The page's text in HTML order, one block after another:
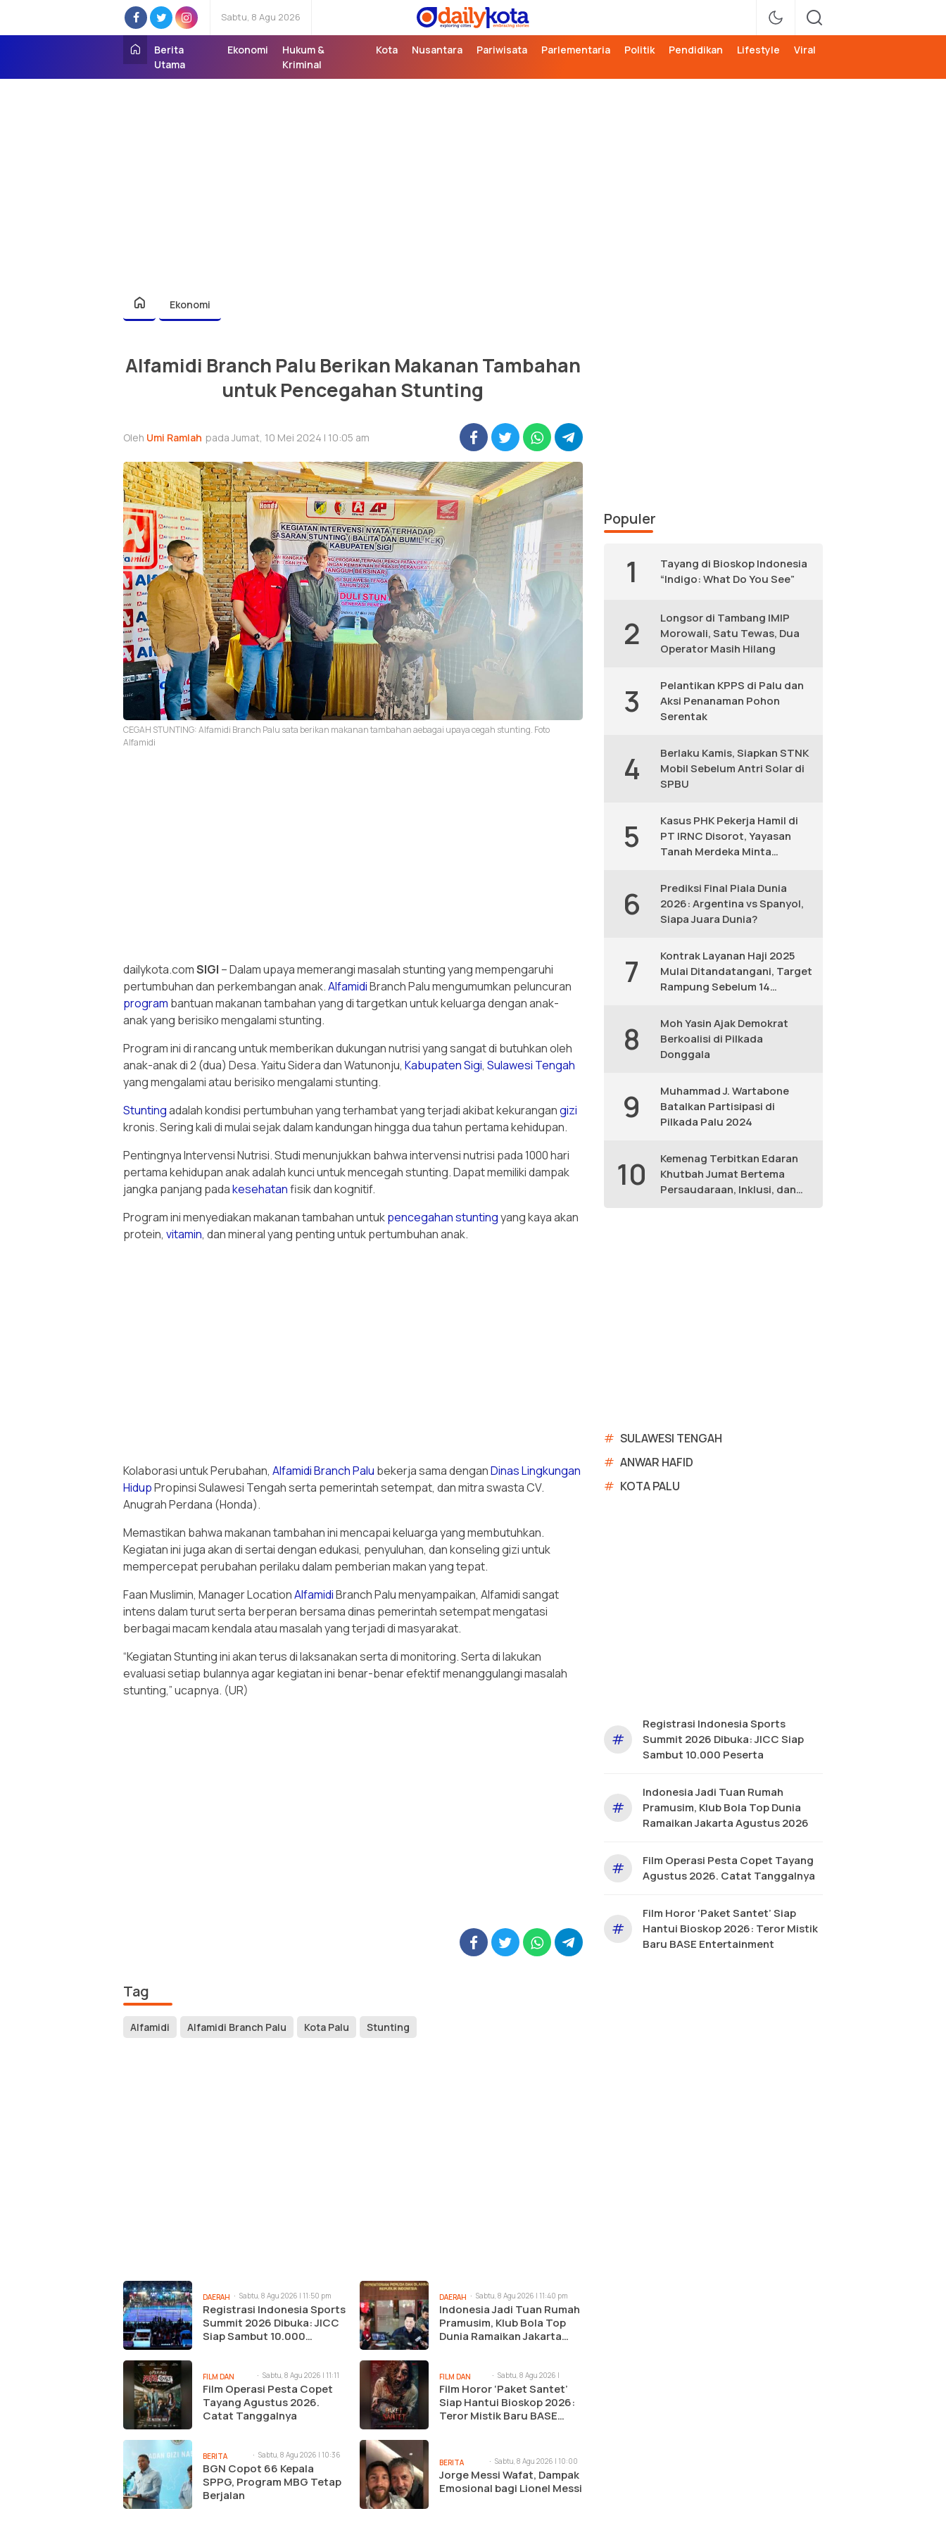
Sabtu, 8 Agu 2026
Daily Kota
exploring cities,
embracing stories
Berita
Utama
Ekonomi
Hukum &
Kriminal
Kota Nusantara Pariwisata Parlementaria Politik Pendidikan Lifestyle Viral
Ekonomi
Alfamidi Branch Palu Berikan Makanan Tambahan
untuk Pencegahan Stunting
Oleh Umi Ramlah pada Jumat, 10 Mei 2024 | 10:05 am
CEGAH STUNTING: Alfamidi Branch Palu sata berikan makanan tambahan aebagai upaya cegah stunting. Foto
Alfamidi
dailykota.comSIGI – Dalam upaya memerangi masalah stunting yang mempengaruhi
pertumbuhan dan perkembangan anak.AlfamidiBranch Palu mengumumkan peluncuran
program bantuan makanan tambahan yang di targetkan untuk keluarga dengan anak-
anak yang berisiko mengalami stunting.
Program ini di rancang untuk memberikan dukungan nutrisi yang sangat di butuhkan oleh
anak-anak di 2 (dua) Desa. Yaitu Sidera dan Watunonju, Kabupaten Sigi, Sulawesi Tengah
yang mengalami atau berisiko mengalami stunting.
Stuntingadalah kondisi pertumbuhan yang terhambat yang terjadi akibat kekurangangizi
kronis. Sering kali di mulai sejak dalam kandungan hingga dua tahun pertama kehidupan.
Pentingnya Intervensi Nutrisi. Studi menunjukkan bahwa intervensi nutrisi pada 1000 hari
pertama kehidupan anak adalah kunci untuk mencegah stunting. Dapat memiliki dampak
jangka panjang padakesehatanfisik dan kognitif.
Program ini menyediakan makanan tambahan untukpencegahan stuntingyang kaya akan
protein, vitamin, dan mineral yang penting untuk pertumbuhan anak.
Kolaborasi untuk Perubahan, Alfamidi Branch Palu bekerja sama denganDinas Lingkungan
HidupPropinsi Sulawesi Tengah serta pemerintah setempat, dan mitra swasta CV.
Anugrah Perdana (Honda).
Memastikan bahwa makanan tambahan ini mencapai keluarga yang membutuhkan.
Kegiatan ini juga akan di sertai dengan edukasi, penyuluhan, dan konseling gizi untuk
mempercepat perubahan perilaku dalam pemberian makan yang tepat.
Faan Muslimin, Manager LocationAlfamidiBranch Palu menyampaikan, Alfamidi sangat
intens dalam turut serta berperan bersama dinas pemerintah setempat mengatasi
berbagai macam kendala atau masalah yang terjadi di masyarakat.
“Kegiatan Stunting ini akan terus di laksanakan serta di monitoring. Serta di lakukan
evaluasi setiap bulannya agar kegiatan ini benar-benar efektif menanggulangi masalah
stunting,” ucapnya. (UR)
Tag
Alfamidi Alfamidi Branch Palu Kota Palu Stunting
DAERAH Sabtu, 8 Agu 2026 | 11:50 pm
Registrasi Indonesia Sports
Summit 2026 Dibuka: JICC
Siap Sambut 10.000
DAERAH Sabtu, 8 Agu 2026 | 11:40 pm
Indonesia Jadi Tuan Rumah
Pramusim, Klub Bola Top
Dunia Ramaikan Jakarta
FILM DAN
MUSIK
Sabtu, 8 Agu 2026 | 11:11
pm
Film Operasi Pesta Copet
Tayang Agustus 2026.
Catat Tanggalnya
FILM DAN
MUSIK
Sabtu, 8 Agu 2026 |
10:59 pm
Film Horor ‘Paket Santet’
Siap Hantui Bioskop 2026:
Teror Mistik Baru BASE
BERITA
UTAMA
Sabtu, 8 Agu 2026 | 10:36
pm
BGN Copot 66 Kepala
SPPG, Program MBG Tetap
Berjalan
BERITA
UTAMA
Sabtu, 8 Agu 2026 | 10:00
pm
Jorge Messi Wafat, Dampak
Emosional bagi Lionel Messi
Populer
1
Tayang di Bioskop Indonesia
“Indigo: What Do You See”
2
Longsor di Tambang IMIP
Morowali, Satu Tewas, Dua
Operator Masih Hilang
3
Pelantikan KPPS di Palu dan
Aksi Penanaman Pohon
Serentak
4
Berlaku Kamis, Siapkan STNK
Mobil Sebelum Antri Solar di
SPBU
5
Kasus PHK Pekerja Hamil di
PT IRNC Disorot, Yayasan
Tanah Merdeka Minta
6
Prediksi Final Piala Dunia
2026: Argentina vs Spanyol,
Siapa Juara Dunia?
7
Kontrak Layanan Haji 2025
Mulai Ditandatangani, Target
Rampung Sebelum 14
8
Moh Yasin Ajak Demokrat
Berkoalisi di Pilkada
Donggala
9
Muhammad J. Wartabone
Batalkan Partisipasi di
Pilkada Palu 2024
10
Kemenag Terbitkan Edaran
Khutbah Jumat Bertema
Persaudaraan, Inklusi, dan
# SULAWESI TENGAH
# ANWAR HAFID
# KOTA PALU
#
Registrasi Indonesia Sports
Summit 2026 Dibuka: JICC Siap
Sambut 10.000 Peserta
#
Indonesia Jadi Tuan Rumah
Pramusim, Klub Bola Top Dunia
Ramaikan Jakarta Agustus 2026
#
Film Operasi Pesta Copet Tayang
Agustus 2026. Catat Tanggalnya
#
Film Horor ‘Paket Santet’ Siap
Hantui Bioskop 2026: Teror Mistik
Baru BASE Entertainment